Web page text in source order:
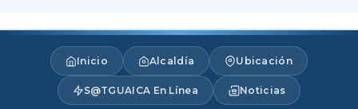
Inicio Alcaldía Ubicación
S@TGUAICA En Línea Noticias